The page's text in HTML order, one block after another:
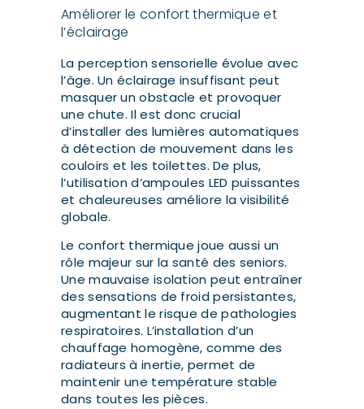
Améliorer le confort thermique et
l’éclairage
La perception sensorielle évolue avec
l’âge. Un éclairage insuffisant peut
masquer un obstacle et provoquer
une chute. Il est donc crucial
d’installer des lumières automatiques
à détection de mouvement dans les
couloirs et les toilettes. De plus,
l’utilisation d’ampoules LED puissantes
et chaleureuses améliore la visibilité
globale.
Le confort thermique joue aussi un
rôle majeur sur la santé des seniors.
Une mauvaise isolation peut entraîner
des sensations de froid persistantes,
augmentant le risque de pathologies
respiratoires. L’installation d’un
chauffage homogène, comme des
radiateurs à inertie, permet de
maintenir une température stable
dans toutes les pièces.